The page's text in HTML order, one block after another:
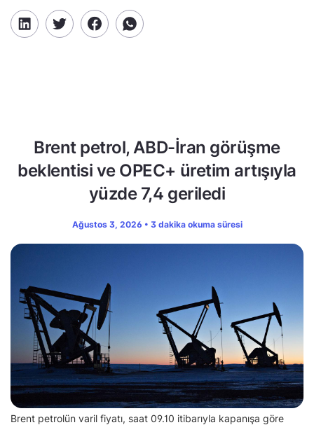
Brent petrol, ABD-İran görüşme
beklentisi ve OPEC+ üretim artışıyla
yüzde 7,4 geriledi
Ağustos 3, 2026 • 3 dakika okuma süresi
Brent petrolün varil fiyatı, saat 09.10 itibarıyla kapanışa göre